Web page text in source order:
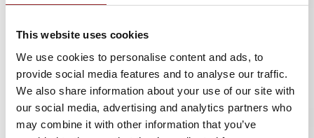
This website uses cookies
We use cookies to personalise content and ads, to
provide social media features and to analyse our traffic.
We also share information about your use of our site with
our social media, advertising and analytics partners who
may combine it with other information that you’ve
ablenken z.B. putzen, fernsehen, telefonieren...
Alles ist wichtiger als der eigentliche Lernstoff der
auf einen wartet, man muss den inneren
Schweinhund überwinden. Gerade bei einem
Fernstudiumm muss man ganz konsequent sein,
richtiges Timing und eine Portion
Konzentrationsfähigkeit haben, sonst wird es